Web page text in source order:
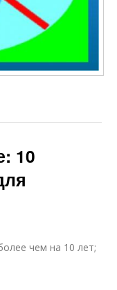
10
чем на 10 лет;